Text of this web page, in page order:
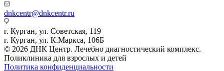
dnkcentr@dnkcentr.ru
г. Курган, ул. Советская, 119
г. Курган, ул. К.Маркса, 106Б
© 2026 ДНК Центр. Лечебно диагностический комплекс.
Поликлиника для взрослых и детей
Политика конфиденциальности